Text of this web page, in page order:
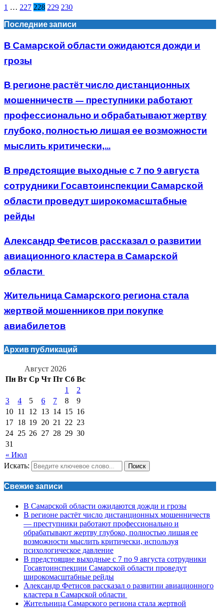
1 … 227 228 229 230
Последние записи
В Самарской области ожидаются дожди и
грозы
В регионе растёт число дистанционных
мошенничеств — преступники работают
профессионально и обрабатывают жертву
глубоко, полностью лишая ее возможности
мыслить критически,...
В предстоящие выходные с 7 по 9 августа
сотрудники Госавтоинспекции Самарской
области проведут широкомасштабные
рейды
Александр Фетисов рассказал о развитии
авиационного кластера в Самарской
области
Жительница Самарского региона стала
жертвой мошенников при покупке
авиабилетов
Архив публикаций
Август 2026
Пн Вт Ср Чт Пт Сб Вс
« Июл
1
2
3
4 5 6 7 8
9
10 11 12 13 14 15 16
17 18 19 20 21 22 23
24 25 26 27 28 29 30
31
Искать: Поиск
Свежие записи
В Самарской области ожидаются дожди и грозы
В регионе растёт число дистанционных мошенничеств
— преступники работают профессионально и
обрабатывают жертву глубоко, полностью лишая ее
возможности мыслить критически, используя
психологическое давление
В предстоящие выходные с 7 по 9 августа сотрудники
Госавтоинспекции Самарской области проведут
широкомасштабные рейды
Александр Фетисов рассказал о развитии авиационного
кластера в Самарской области
Жительница Самарского региона стала жертвой